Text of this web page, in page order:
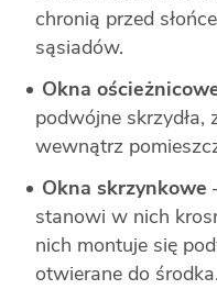
chronią przed
sąsiadów.
Okna
podwójne skrzydła,
wewnątrz
Okna skrzynkowe
stanowi w nich
nich montuje się
otwierane do środka.